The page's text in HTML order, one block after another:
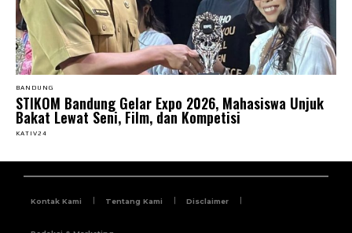
BANDUNG
STIKOM Bandung Gelar Expo 2026, Mahasiswa Unjuk
Bakat Lewat Seni, Film, dan Kompetisi
KATIV24
Kontak Kami Tentang Kami Disclaimer